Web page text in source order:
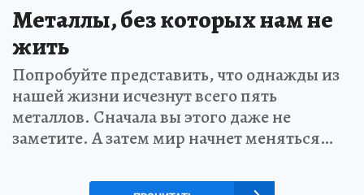
Металлы, без которых нам не
жить
Попробуйте представить, что однажды из
нашей жизни исчезнут всего пять
металлов. Сначала вы этого даже не
заметите. А затем мир начнет меняться…